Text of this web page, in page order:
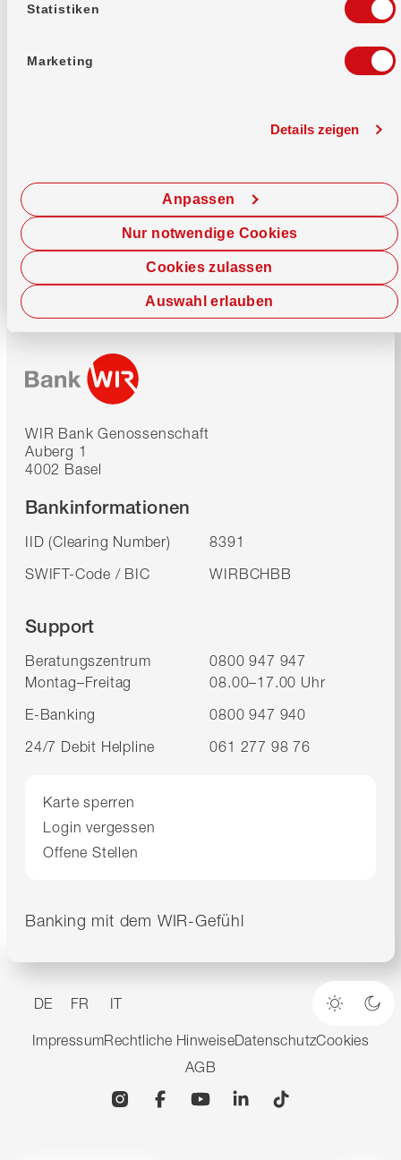
Statistiken
Marketing
Details zeigen
Cookies zulassen
Anpassen
Auswahl erlauben
Nur notwendige Cookies
Jetzt chatten
WIR Bank Genossenschaft
Auberg 1
4002 Basel
Bankinformationen
IID (Clearing Number)
8391
SWIFT-Code / BIC
WIRBCHBB
Support
Beratungszentrum
0800 947 947
Montag–Freitag
08.00–17.00 Uhr
E-Banking
0800 947 940
24/7 Debit Helpline
061 277 98 76
Karte sperren
Login vergessen
Offene Stellen
Banking mit dem WIR-Gefühl
DE FR IT
Heller
ImpressumRechtliche HinweiseDatenschutzCookies
AGB
InstagramFacebookYouTubeLinkedin